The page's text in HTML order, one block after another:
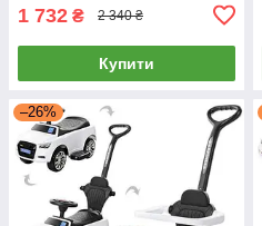
1 732 ₴ 2 340 ₴
Купити
–26%